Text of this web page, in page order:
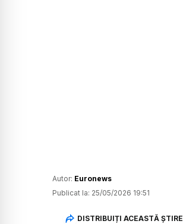
Autor: Euronews
Publicat la: 25/05/2026 19:51
DISTRIBUIȚI ACEASTĂ ȘTIRE